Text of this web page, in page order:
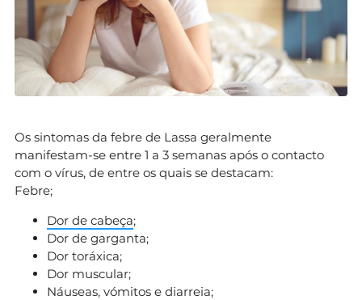
Os sintomas da febre de Lassa geralmente
manifestam-se entre 1 a 3 semanas após o contacto
com o vírus, de entre os quais se destacam:
Febre;
Dor de cabeça;
Dor de garganta;
Dor toráxica;
Dor muscular;
Náuseas, vómitos e diarreia;